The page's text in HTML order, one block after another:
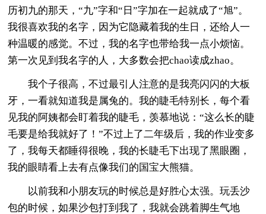
历初九的那天，“九”字和“日”字加在一起就成了“旭”。
我很喜欢我的名字，因为它隐藏着我的生日，还给人一
种温暖的感觉。不过，我的名字也带给我一点小烦恼。
第一次见到我名字的人，大多数会把chao读成zhao。
我个子很高，不过最引人注意的是我亮闪闪的大板
牙，一看就知道我是属兔的。我的睫毛特别长，每个看
见我的阿姨都会盯着我的睫毛，羡慕地说：“这么长的睫
毛要是给我就好了！”不过上了二年级后，我的作业变多
了，我每天都睡得很晚，我的长睫毛下出现了黑眼圈，
我的眼睛看上去有点像我们的国宝大熊猫。
以前我和小朋友玩的时候总是好胜心太强。玩丢沙
包的时候，如果沙包打到我了，我就会跳着脚生气地